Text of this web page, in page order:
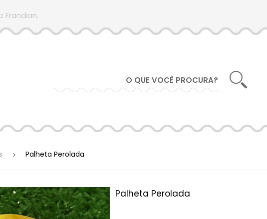
Frandian.
Palheta Perolada
Palheta Perolada